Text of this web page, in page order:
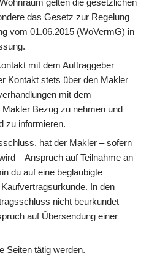
gelten die gesetzlichen
das Gesetz zur Regelung
vom 01.06.2015 (WoVermG) in
mit dem Auftraggeber
Kontakt stets über den Makler
mit dem
Bezug zu nehmen und
zu informieren.
hat der Makler – sofern
– Anspruch auf Teilnahme an
du auf eine beglaubigte
In den
nicht beurkundet
auf Übersendung einer
Seiten tätig werden.